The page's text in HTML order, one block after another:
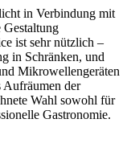
in Verbindung mit
Gestaltung
ist sehr nützlich –
in Schränken, und
Mikrowellengeräten
der
Wahl sowohl für
Gastronomie.